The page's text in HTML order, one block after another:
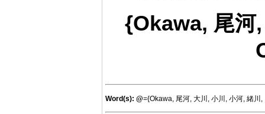
{Okawa, 尾河
Word(s): @={Okawa, 尾河, 大川, 小川, 小河, 緒